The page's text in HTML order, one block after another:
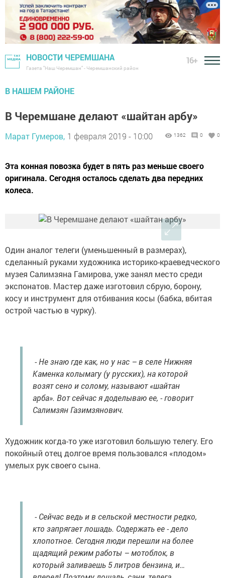
НОВОСТИ ЧЕРЕМШАНА
Газета "Наш Черемшан" - Черемшанский район
16+
В НАШЕМ РАЙОНЕ
В Черемшане делают «шайтан арбу»
Марат Гумеров, 1 февраля 2019 - 10:00 1362 0 0
Эта конная повозка будет в пять раз меньше своего
оригинала. Сегодня осталось сделать два передних
колеса.
Один аналог телеги (уменьшенный в размерах),
сделанный руками художника историко-краеведческого
музея Салимзяна Гамирова, уже занял место среди
экспонатов. Мастер даже изготовил сбрую, борону,
косу и инструмент для отбивания косы (бабка, вбитая
острой частью в чурку).
- Не знаю где как, но у нас – в селе Нижняя
Каменка колымагу (у русских), на которой
возят сено и солому, называют «шайтан
арба». Вот сейчас я доделываю ее, - говорит
Салимзян Газимзянович.
Художник когда-то уже изготовил большую телегу. Его
покойный отец долгое время пользовался «плодом»
умелых рук своего сына.
- Сейчас ведь и в сельской местности редко,
кто запрягает лошадь. Содержать ее - дело
хлопотное. Сегодня люди перешли на более
щадящий режим работы – мотоблок, в
который заливаешь 5 литров бензина, и…